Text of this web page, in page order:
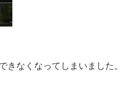
なくなってしまいました。